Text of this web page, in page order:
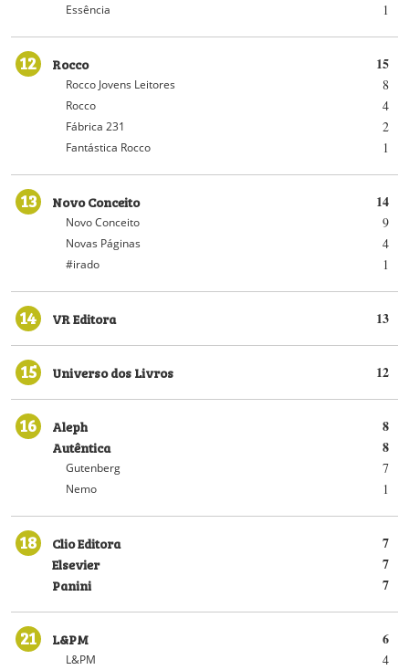
1
Essência
12 15
Rocco
8
Rocco Jovens Leitores
4
Rocco
2
Fábrica 231
1
Fantástica Rocco
13 14
Novo Conceito
9
Novo Conceito
4
Novas Páginas
1
#irado
14 13
VR Editora
15 12
Universo dos Livros
16 8
Aleph
8
Autêntica
7
Gutenberg
1
Nemo
18 7
Clio Editora
7
Elsevier
7
Panini
21 6
L&PM
4
L&PM